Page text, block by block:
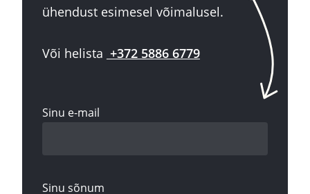
ühendust esimesel võimalusel.
Või helista +372 5886 6779
Sinu e-mail
Sinu sõnum